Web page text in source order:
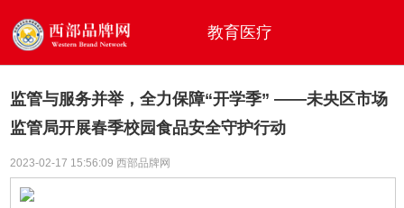
教育医疗
监管与服务并举，全力保障“开学季” ——未央区市场
监管局开展春季校园食品安全守护行动
2023-02-17 15:56:09 西部品牌网